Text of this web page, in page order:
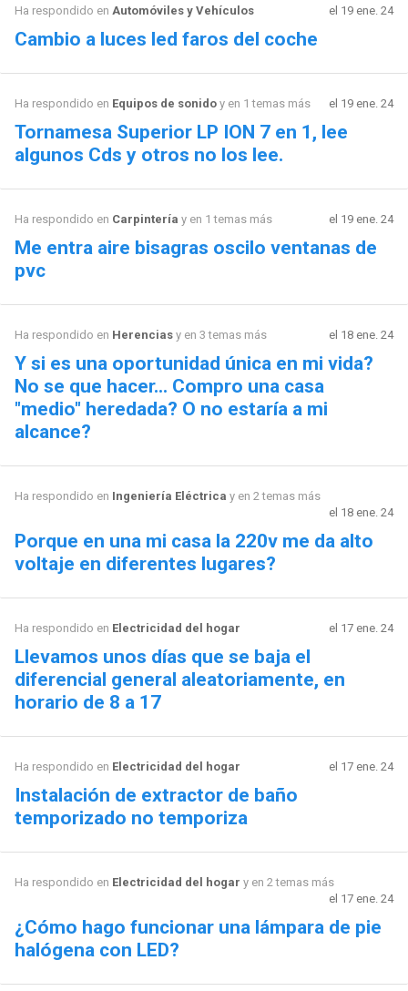
Ha respondido en Automóviles y Vehículos el 19 ene. 24
Cambio a luces led faros del coche
Ha respondido en Equipos de sonidoy en 1 temas más el 19 ene. 24
Tornamesa Superior LP ION 7 en 1, lee
algunos Cds y otros no los lee.
Ha respondido en Carpintería y en 1 temas más el 19 ene. 24
Me entra aire bisagras oscilo ventanas de
pvc
Ha respondido en Herenciasy en 3 temas más el 18 ene. 24
Y si es una oportunidad única en mi vida?
No se que hacer... Compro una casa
"medio" heredada? O no estaría a mi
alcance?
Ha respondido en Ingeniería Eléctrica y en 2 temas más
el 18 ene. 24
Porque en una mi casa la 220v me da alto
voltaje en diferentes lugares?
Ha respondido en Electricidad del hogar el 17 ene. 24
Llevamos unos días que se baja el
diferencial general aleatoriamente, en
horario de 8 a 17
Ha respondido en Electricidad del hogar el 17 ene. 24
Instalación de extractor de baño
temporizado no temporiza
Ha respondido en Electricidad del hogar y en 2 temas más
el 17 ene. 24
¿Cómo hago funcionar una lámpara de pie
halógena con LED?